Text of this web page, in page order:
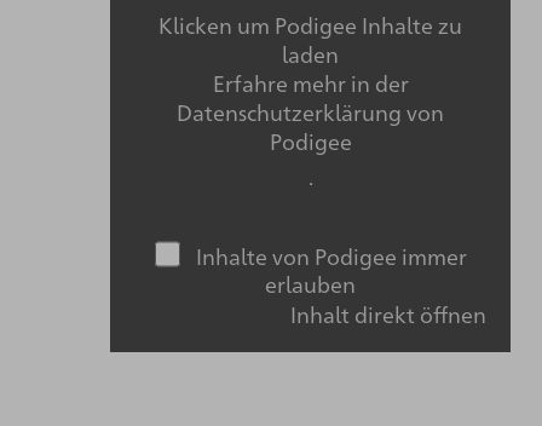
Klicken um Podigee Inhalte zu
laden
Erfahre mehr in der
Datenschutzerklärung von
Podigee
Inhalte von Podigee immer
erlauben
Inhalt direkt öffnen